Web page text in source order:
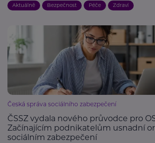
Aktuálně Bezpečnost Péče Zdraví
Česká správa sociálního zabezpečení
ČSSZ vydala nového průvodce pro
Začínajícím podnikatelům usnadní
sociálním zabezpečení